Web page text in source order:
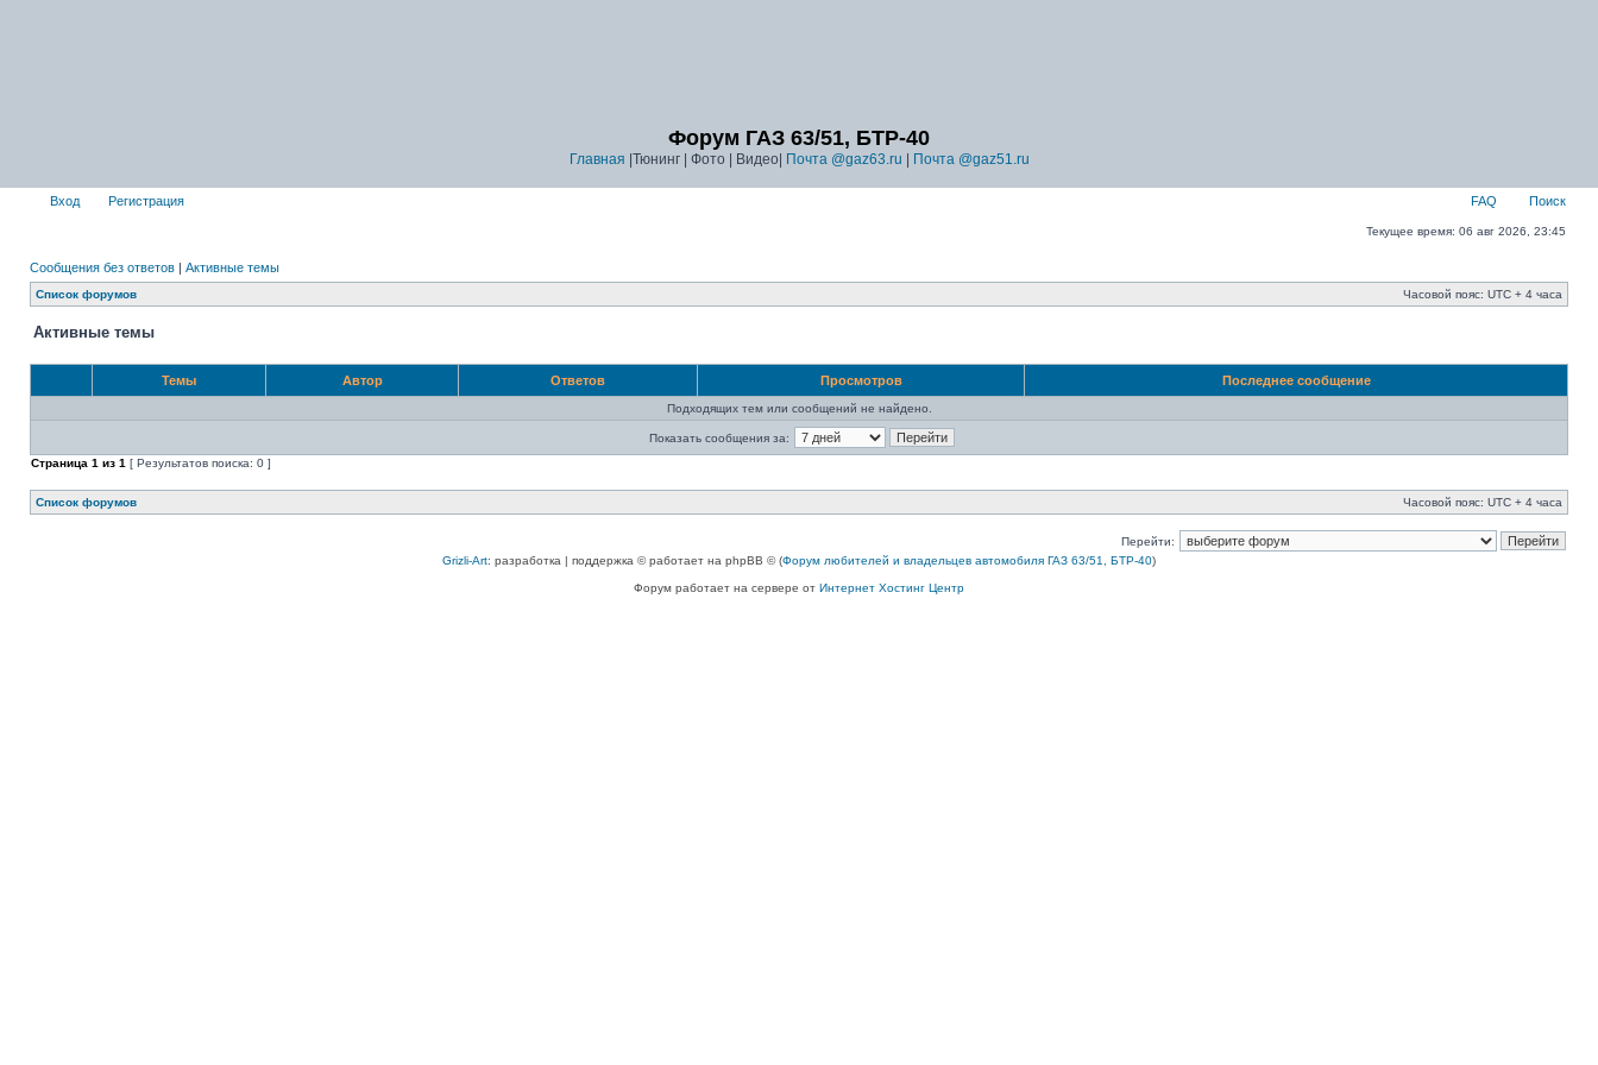
Форум ГАЗ 63/51, БТР-40
Главная |Тюнинг | Фото | Видео| Почта @gaz63.ru Почта @gaz51.ru
Вход Регистрация FAQ Поиск
Текущее время: 06 авг 2026, 23:45
Сообщения без ответов | Активные темы
Список форумов Часовой пояс: UTC + 4 часа
Активные темы
Темы Автор Ответов Просмотров Последнее сообщение
Подходящих тем или сообщений не найдено.
Показать сообщения за:
Страница 1 из 1 [ Результатов поиска: 0 ]
Список форумов Часовой пояс: UTC + 4 часа
Перейти:
Grizli-Art: разработка | поддержка © работает на phpBB © (Форум любителей и владельцев автомобиля ГАЗ 63/51, БТР-40)
Форум работает на сервере от Интернет Хостинг Центр